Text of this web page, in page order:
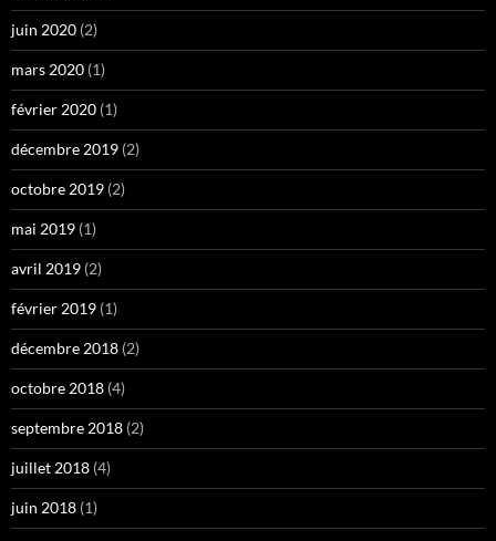
juin 2020 (2)
mars 2020 (1)
février 2020 (1)
décembre 2019 (2)
octobre 2019 (2)
mai 2019 (1)
avril 2019 (2)
février 2019 (1)
décembre 2018 (2)
octobre 2018 (4)
septembre 2018 (2)
juillet 2018 (4)
juin 2018 (1)